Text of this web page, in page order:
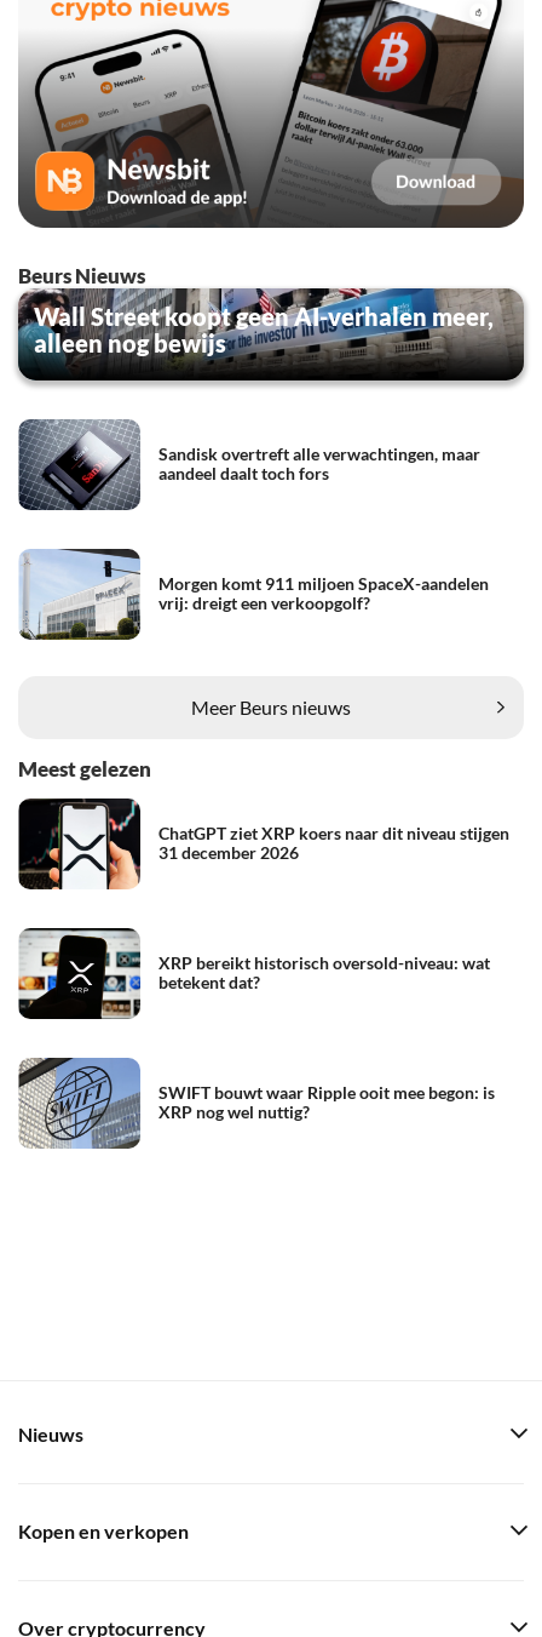
Beurs Nieuws
Wall Street koopt geen AI-verhalen meer,
alleen nog bewijs
Sandisk overtreft alle verwachtingen, maar
aandeel daalt toch fors
Morgen komt 911 miljoen SpaceX-aandelen
vrij: dreigt een verkoopgolf?
Meer Beurs nieuws
Meest gelezen
ChatGPT ziet XRP koers naar dit niveau stijgen
31 december 2026
XRP bereikt historisch oversold-niveau: wat
betekent dat?
SWIFT bouwt waar Ripple ooit mee begon: is
XRP nog wel nuttig?
Nieuws
Kopen en verkopen
Over cryptocurrency